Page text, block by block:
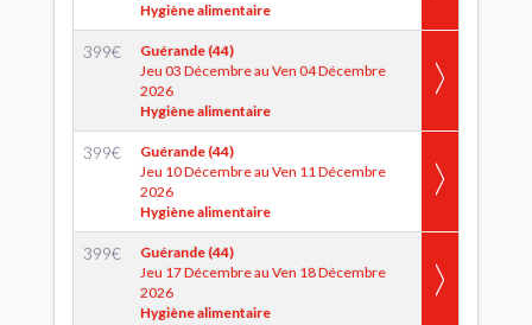
Hygiène alimentaire
399€
Guérande (44)
Jeu 03 Décembre au Ven 04 Décembre
2026
Hygiène alimentaire
399€
Guérande (44)
Jeu 10 Décembre au Ven 11 Décembre
2026
Hygiène alimentaire
399€
Guérande (44)
Jeu 17 Décembre au Ven 18 Décembre
2026
Hygiène alimentaire